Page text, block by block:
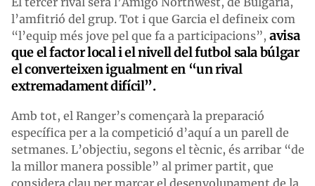
l’amfitrió del grup. Tot i que Garcia el defineix com
“l’equip més jove pel que fa a participacions”, avisa
que el factor local i el nivell del futbol sala búlgar
el converteixen igualment en “un rival
extremadament difícil”.
Amb tot, el Ranger’s començarà la preparació
específica per a la competició d’aquí a un parell de
setmanes. L’objectiu, segons el tècnic, és arribar “de
la millor manera possible” al primer partit, que
considera clau per marcar el desenvolupament de la